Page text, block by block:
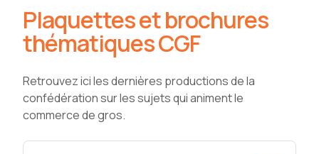
Plaquettes et brochures
thématiques CGF
Retrouvez ici les dernières productions de la
confédération sur les sujets qui animent le
commerce de gros.